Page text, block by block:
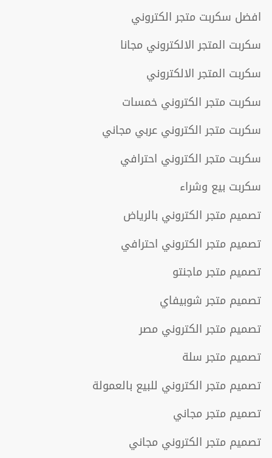
افضل سكربت متجر الكتروني
سكربت المتجر الالكتروني مجانا
سكربت المتجر الالكتروني
سكربت متجر الكتروني خمسات
سكربت متجر الكتروني عربي مجاني
سكربت متجر الكتروني احترافي
سكربت بيع وشراء
تصميم متجر الكتروني بالرياض
تصميم متجر الكتروني احترافي
تصميم متجر ماجنتو
تصميم متجر شوبيفاي
تصميم متجر الكتروني مصر
تصميم متجر سلة
تصميم متجر الكتروني للبيع بالعمولة
تصميم متجر مجاني
تصميم متجر الكتروني مجاني